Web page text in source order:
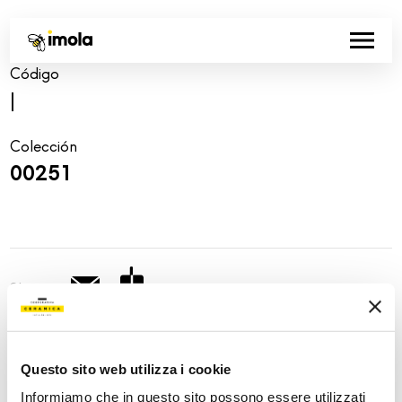
Questo sito web utilizza i cookie
Informiamo che in questo sito possono essere utilizzati
Código
Colección
00251
Share: